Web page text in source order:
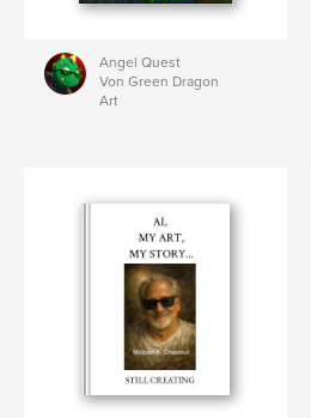
Angel Quest
Von Green Dragon
Art